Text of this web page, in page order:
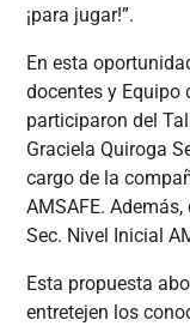
¡para jugar!”.
En esta
docentes y Equipo
participaron del
Graciela Quiroga
cargo de la
AMSAFE.
Sec. Nivel Inicial
Esta propuesta
entretejen los